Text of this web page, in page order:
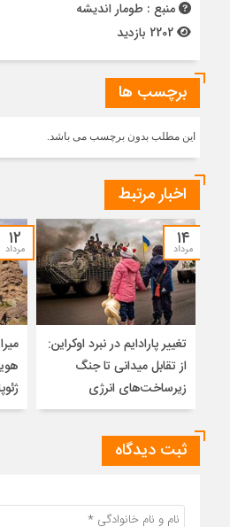
منبع : طومار اندیشه
برچسب ها
این مطلب بدون برچسب می باشد.
اخبار مرتبط
۱۴
مرداد
تغییر پارادایم در نبرد اوکراین:
از تقابل میدانی تا جنگ
زیرساخت‌های انرژی
۱۲
مرداد
ثبت دیدگاه